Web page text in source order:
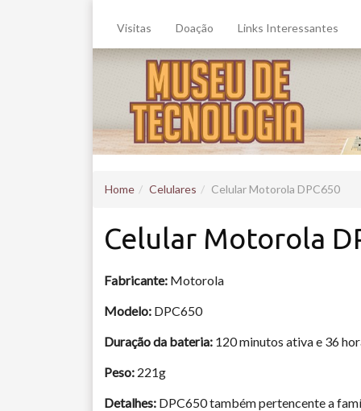
Visitas Doação Links Interessantes
Home Celulares Celular Motorola DPC650
Celular Motorola
Fabricante:Motorola
Modelo:DPC650
Duração da bateria:120 minutos ativa e 36
Peso:221g
Detalhes: DPC650 também pertencente a